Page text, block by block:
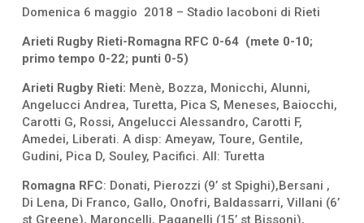
Domenica 6 maggio 2018 – Stadio Iacoboni di Rieti
Arieti Rugby Rieti-Romagna RFC 0-64 (mete 0-10;
primo tempo 0-22; punti 0-5)
Arieti Rugby Rieti: Menè, Bozza, Monicchi, Alunni,
Angelucci Andrea, Turetta, Pica S, Meneses, Baiocchi,
Carotti G, Rossi, Angelucci Alessandro, Carotti F,
Amedei, Liberati. A disp: Ameyaw, Toure, Gentile,
Gudini, Pica D, Souley, Pacifici. All: Turetta
Romagna RFC: Donati, Pierozzi (9’ st Spighi),Bersani ,
Di Lena, Di Franco, Gallo, Onofri, Baldassarri, Villani (6’
st Greene), Maroncelli, Paganelli (15’ st Bissoni),